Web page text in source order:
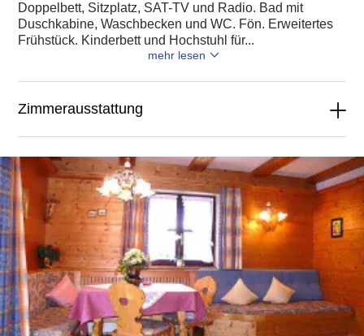
Doppelbett, Sitzplatz, SAT-TV und Radio. Bad mit
Duschkabine, Waschbecken und WC. Fön. Erweitertes
Frühstück. Kinderbett und Hochstuhl für...
mehr lesen
Zimmerausstattung